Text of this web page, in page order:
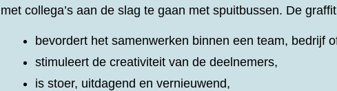
met collega’s aan de slag te gaan met spuitbussen. De
bevordert het samenwerken binnen een team, bedrijf
stimuleert de creativiteit van de deelnemers,
is stoer, uitdagend en vernieuwend,